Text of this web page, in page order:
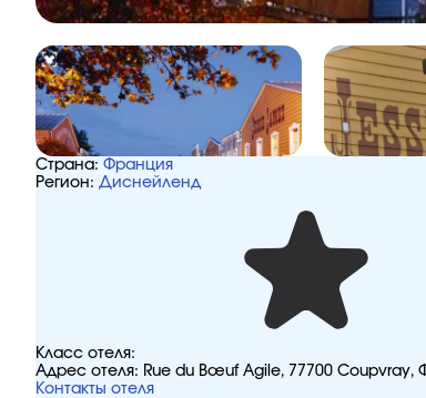
Страна: Франция
Регион: Диснейленд
Класс отеля:
Адрес отеля: Rue du Bœuf Agile, 77700 Coupvray,
Контакты отеля